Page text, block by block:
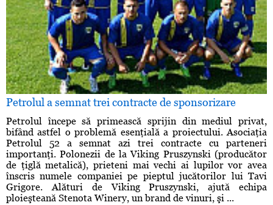
Petrolul a semnat trei contracte de sponsorizare
Petrolul începe să primească sprijin din mediul privat,
bifând astfel o problemă esenţială a proiectului. Asociaţia
Petrolul 52 a semnat azi trei contracte cu parteneri
importanţi. Polonezii de la Viking Pruszynski (producător
de ţiglă metalică), prieteni mai vechi ai lupilor vor avea
înscris numele companiei pe pieptul jucătorilor lui Tavi
Grigore. Alături de Viking Pruszynski, ajută echipa
ploieşteană Stenota Winery, un brand de vinuri, şi ...